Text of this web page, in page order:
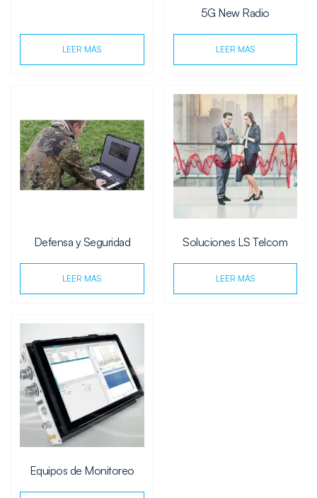
LEER MÁS
5G New Radio
LEER MÁS
Defensa y Seguridad
LEER MÁS
Soluciones LS Telcom
LEER MÁS
Equipos de Monitoreo